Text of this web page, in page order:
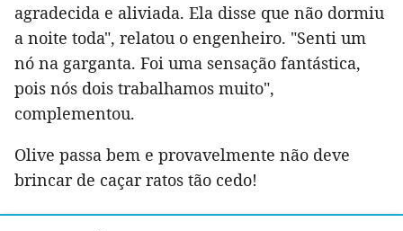
agradecida e aliviada. Ela disse que não dormiu
a noite toda", relatou o engenheiro. "Senti um
nó na garganta. Foi uma sensação fantástica,
pois nós dois trabalhamos muito",
complementou.
Olive passa bem e provavelmente não deve
brincar de caçar ratos tão cedo!